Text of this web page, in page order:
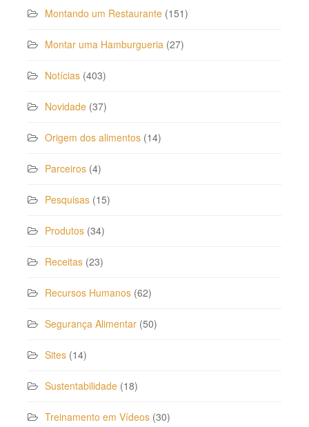
Montando um Restaurante (151)
Montar uma Hamburgueria (27)
Notícias (403)
Novidade (37)
Origem dos alimentos (14)
Parceiros (4)
Pesquisas (15)
Produtos (34)
Receitas (23)
Recursos Humanos (62)
Segurança Alimentar (50)
Sites (14)
Sustentabilidade (18)
Treinamento em Vídeos (30)